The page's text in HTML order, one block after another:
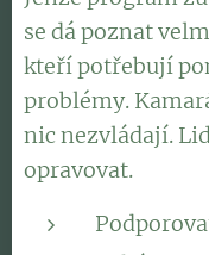
se dá poznat
kteří potřebují
problémy.
nic nezvládají.
opravovat.